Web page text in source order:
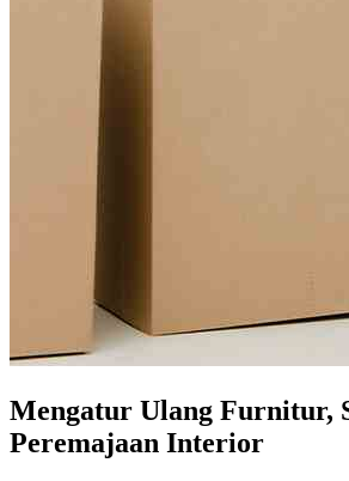
Mengatur Ulang Furnitur,
Peremajaan Interior